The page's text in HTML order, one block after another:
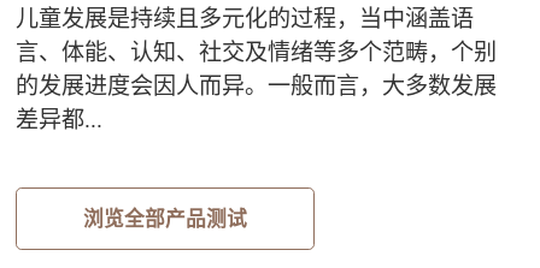
儿童发展是持续且多元化的过程，当中涵盖语
言、体能、认知、社交及情绪等多个范畴，个别
的发展进度会因人而异。一般而言，大多数发展
差异都...
浏览全部产品测试